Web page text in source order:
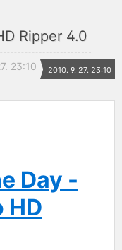
Ripper 4.0
23:10 2010. 9. 27. 23:10
Day -
HD